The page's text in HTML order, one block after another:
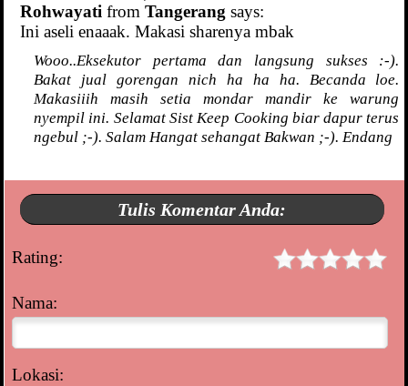
Rohwayati from Tangerang says:
Ini aseli enaaak. Makasi sharenya mbak
Wooo..Eksekutor pertama dan langsung sukses :-).
Bakat jual gorengan nich ha ha ha. Becanda loe.
Makasiiih masih setia mondar mandir ke warung
nyempil ini. Selamat Sist Keep Cooking biar dapur terus
ngebul ;-). Salam Hangat sehangat Bakwan ;-). Endang
Tulis Komentar Anda:
Rating:
Nama:
Lokasi: